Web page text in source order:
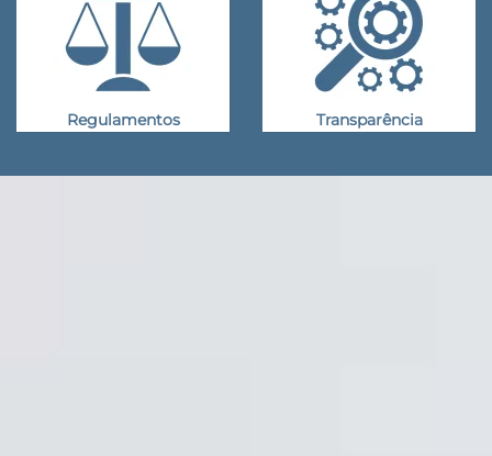
Regulamentos Transparência